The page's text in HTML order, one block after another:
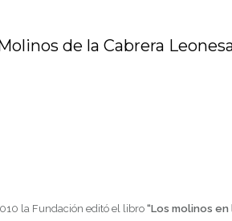
de la Cabrera
la Fundación editó el libro “Los molinos